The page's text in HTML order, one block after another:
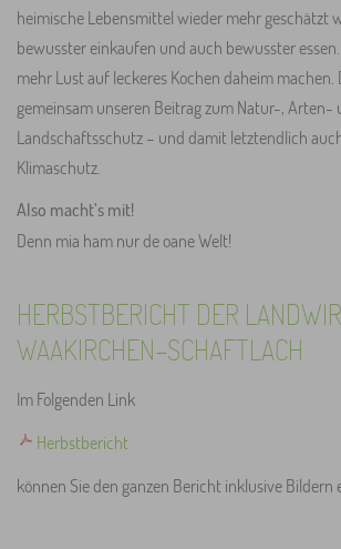
heimische Lebensmittel wieder mehr geschätzt
bewusster einkaufen und auch bewusster
mehr Lust auf leckeres Kochen daheim
gemeinsam unseren Beitrag zum Natur-, Arten-
Landschaftsschutz – und damit letztendlich
Klimaschutz.
Also macht’s mit!
Denn mia ham nur de oane Welt!
HERBSTBERICHT DER
WAAKIRCHEN-SCHAFTLACH
Im Folgenden Link
Herbstbericht
können Sie den ganzen Bericht inklusive Bildern